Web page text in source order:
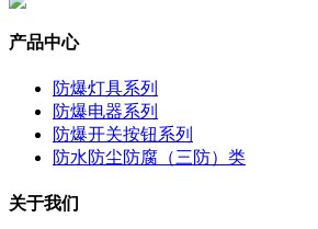
产品中心
防爆灯具系列
防爆电器系列
防爆开关按钮系列
防水防尘防腐（三防）类
关于我们